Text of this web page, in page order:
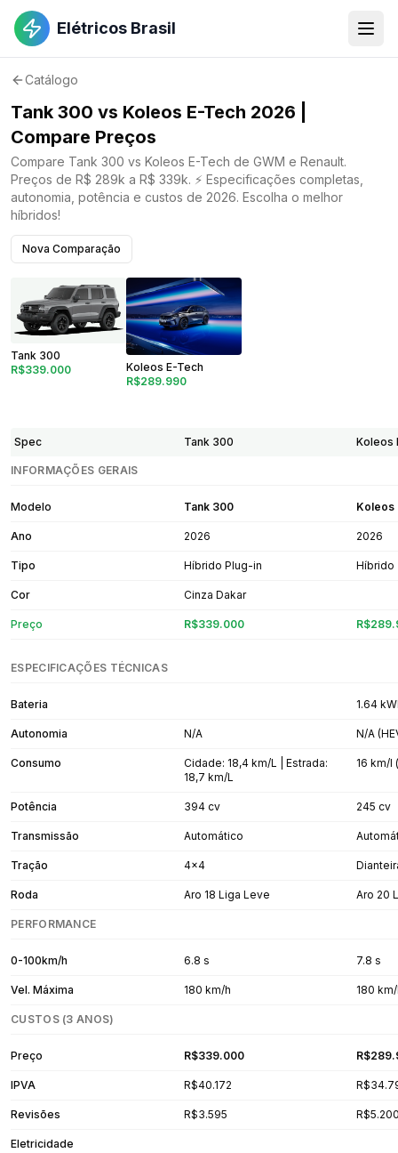
Elétricos Brasil
Catálogo
Tank 300 vs Koleos E-Tech 2026 |
Compare Preços
Compare Tank 300 vs Koleos E-Tech de GWM e Renault.
Preços de R$ 289k a R$ 339k. ⚡ Especificações completas,
autonomia, potência e custos de 2026. Escolha o melhor
híbridos!
Nova Comparação
Tank 300
R$339.000
Koleos E-Tech
R$289.990
Spec Tank 300 Koleos
INFORMAÇÕES GERAIS
Modelo Tank 300 Koleos
Ano 2026 2026
Tipo Híbrido Plug-in Híbrido
Cor Cinza Dakar
Preço R$339.000
ESPECIFICAÇÕES TÉCNICAS
Bateria 1.64
Autonomia N/A N/A
Consumo
Cidade: 18,4 km/L | Estrada:
18,7 km/L
16 km/l
Potência 394 cv 245 cv
Transmissão Automático
Tração 4x4
Roda Aro 18 Liga Leve Aro 20
PERFORMANCE
0-100km/h 6.8 s 7.8 s
Vel. Máxima 180 km/h 180
CUSTOS (3 ANOS)
Preço R$339.000
IPVA R$40.172
Revisões R$3.595
Eletricidade